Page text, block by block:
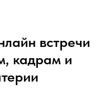
встречи
кадрам и